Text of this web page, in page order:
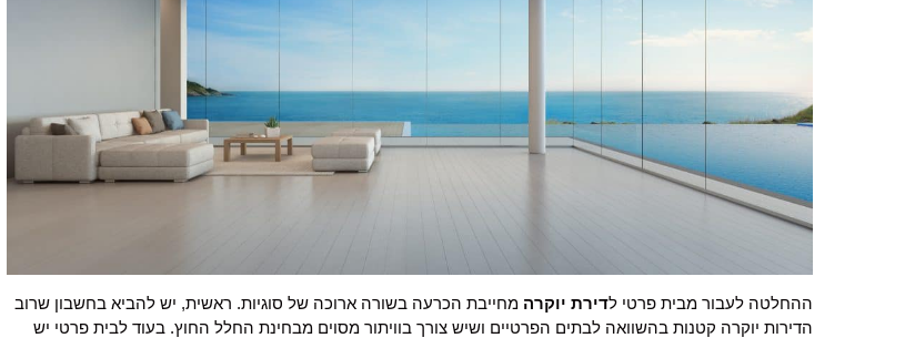
ההחלטה לעבור מבית פרטי לדירת יוקרה מחייבת הכרעה בשורה ארוכה של סוגיות. ראשית, יש להביא בחשבון שרוב
הדירות יוקרה קטנות בהשוואה לבתים הפרטיים ושיש צורך בוויתור מסוים מבחינת החלל החוץ. בעוד לבית פרטי יש